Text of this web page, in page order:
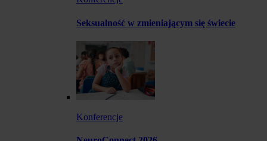
Seksualność w zmieniającym się świecie
Konferencje